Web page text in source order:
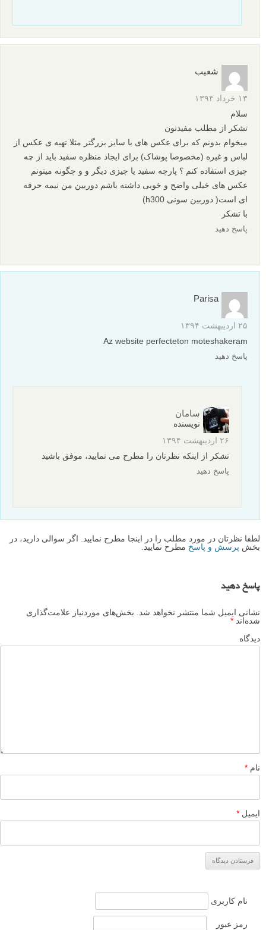
شعیب
۱۳ خرداد ۱۳۹۴
سلام
تشکر از مطلب مفیدتون
میخوام بدونم که برای عکس های با سایز بزرگتر مثلا تهیه ی عکس از
لباس و غیره (مخصوصا پوشاک) برای ایجاد منظره سفید باید از چه
چیزی استفاده کنم ؟ پارچه سفید یا چیزی دیگر و و چگونه میتونم
عکس های خیلی واضح و خوبی داشته باشم دوربین من نیمه حرفه
ای است( دوربین سونی h300)
با تشکر
پاسخ دهید
Parisa
۲۵ اردیبهشت ۱۳۹۴
Az website perfecteton moteshakeram
پاسخ دهید
سامان
نویسنده
۲۶ اردیبهشت ۱۳۹۴
تشکر از اینکه نظرتان را مطرح می نمایید، موفق باشید
پاسخ دهید
لطفا نظرتان در مورد مطلب را در اینجا مطرح نمایید. اگر سوالی دارید، در
بخش پرسش و پاسخ مطرح نمایید.
پاسخ دهید
نشانی ایمیل شما منتشر نخواهد شد.
بخش‌های موردنیاز علامت‌گذاری
شده‌اند *
دیدگاه
نام *
ایمیل *
نام کاربری
رمز عبور